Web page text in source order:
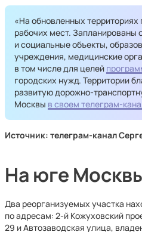
«На обновленных территориях
рабочих мест.
и социальные объекты,
учреждения, медицинские
в том числе для целей
городских нужд. Территории
развитую дорожно-
Москвы в своем телеграм-
Источник: телеграм-канал
На юге
Два реорганизуемых участка
по адресам: 2-й Кожуховский
29 и Автозаводская улица,